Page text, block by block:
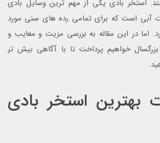
استخر بادی یکی از مهم ترین وسایل بادی
آبی است که برای تمامی رده های سنی مورد
اما در این مقاله به بررسی مزیت و معایب و
بزرگسال خواهیم پرداخت تا با آگاهی بیش تر
بهترین استخر بادی